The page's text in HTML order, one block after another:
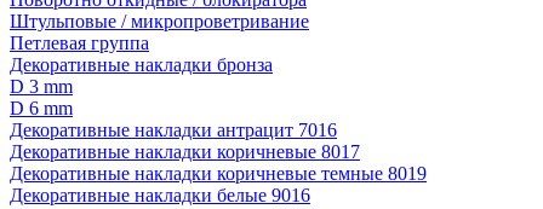
Штульповые / микропроветривание
Петлевая группа
Декоративные накладки бронза
D 3 mm
D 6 mm
Декоративные накладки антрацит 7016
Декоративные накладки коричневые 8017
Декоративные накладки коричневые темные 8019
Декоративные накладки белые 9016